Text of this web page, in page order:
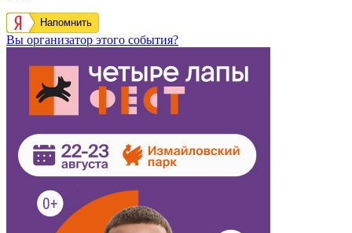
Напомнить
Вы организатор этого события?